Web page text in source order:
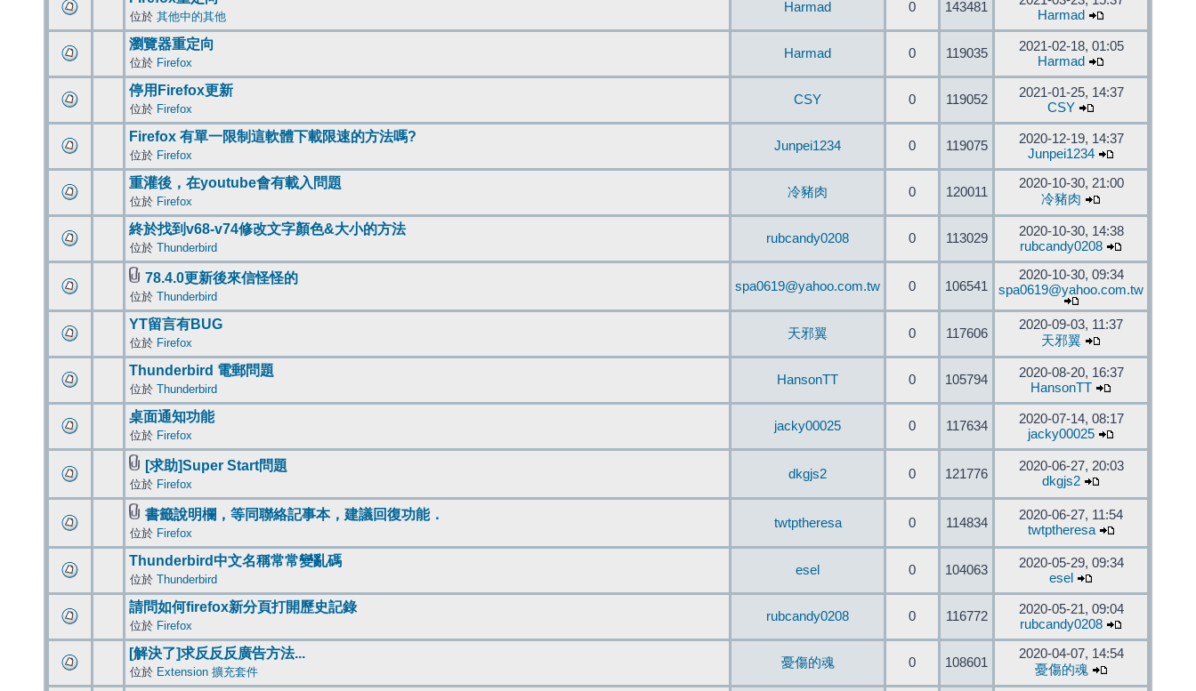
位於 其他中的其他
Harmad 0 143481
Harmad
瀏覽器重定向
位於 Firefox
Harmad 0 119035
2021-02-18, 01:05
Harmad
停用Firefox更新
位於 Firefox
CSY 0 119052
2021-01-25, 14:37
CSY
Firefox 有單一限制這軟體下載限速的方法嗎?
位於 Firefox
Junpei1234 0 119075
2020-12-19, 14:37
Junpei1234
重灌後，在youtube會有載入問題
位於 Firefox
冷豬肉 0 120011
2020-10-30, 21:00
冷豬肉
終於找到v68-v74修改文字顏色&大小的方法
位於 Thunderbird
rubcandy0208 0 113029
2020-10-30, 14:38
rubcandy0208
78.4.0更新後來信怪怪的
位於 Thunderbird
spa0619@yahoo.com.tw 0 106541
2020-10-30, 09:34
spa0619@yahoo.com.tw
YT留言有BUG
位於 Firefox
天邪翼 0 117606
2020-09-03, 11:37
天邪翼
Thunderbird 電郵問題
位於 Thunderbird
HansonTT 0 105794
2020-08-20, 16:37
HansonTT
桌面通知功能
位於 Firefox
jacky00025 0 117634
2020-07-14, 08:17
jacky00025
[求助]Super Start問題
位於 Firefox
dkgjs2 0 121776
2020-06-27, 20:03
dkgjs2
書籤說明欄，等同聯絡記事本，建議回復功能．
位於 Firefox
twtptheresa 0 114834
2020-06-27, 11:54
twtptheresa
Thunderbird中文名稱常常變亂碼
位於 Thunderbird
esel 0 104063
2020-05-29, 09:34
esel
請問如何firefox新分頁打開歷史記錄
位於 Firefox
rubcandy0208 0 116772
2020-05-21, 09:04
rubcandy0208
[解決了]求反反反廣告方法...
位於 Extension 擴充套件
憂傷的魂 0 108601
2020-04-07, 14:54
憂傷的魂